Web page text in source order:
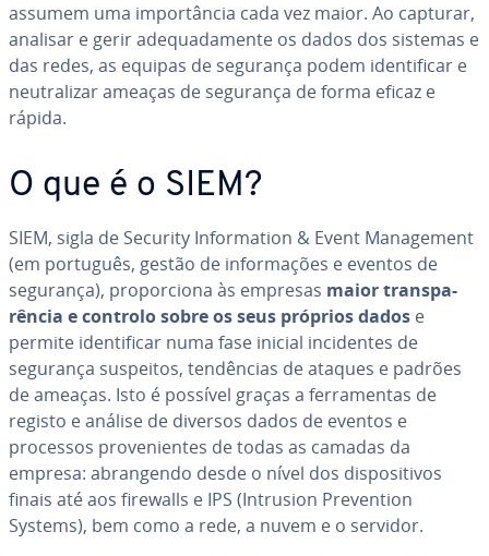
assumem uma im­por­tân­cia cada vez maior. Ao capturar,
analisar e gerir ade­qua­da­mente os dados dos sistemas e
das redes, as equipas de segurança podem iden­ti­fi­car e
neu­tra­li­zar ameaças de segurança de forma eficaz e
rápida.
O que é o SIEM?
SIEM, sigla de Security In­for­ma­tion & Event Ma­na­ge­ment
(em português, gestão de in­for­ma­ções e eventos de
segurança), pro­por­ci­ona às empresas maior trans­pa­
rên­cia e controlo sobre os seus próprios dados e
permite iden­ti­fi­car numa fase inicial in­ci­den­tes de
segurança suspeitos, ten­dên­cias de ataques e padrões
de ameaças. Isto é possível graças a fer­ra­men­tas de
registo e análise de diversos dados de eventos e
processos pro­ve­ni­en­tes de todas as camadas da
empresa: abran­gendo desde o nível dos dis­po­si­ti­vos
finais até aos firewalls e IPS (Intrusion Pre­ven­tion
Systems), bem como a rede, a nuvem e o servidor.